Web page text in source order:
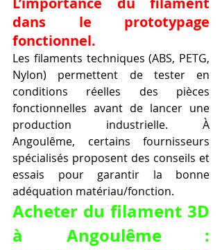
dans le prototypage
fonctionnel.
Les filaments techniques (ABS, PETG,
Nylon) permettent de tester en
conditions réelles des pièces
fonctionnelles avant de lancer une
production industrielle. À
Angoulême, certains fournisseurs
spécialisés proposent des conseils et
essais pour garantir la bonne
adéquation matériau/fonction.
Acheter du filament 3D
à Angoulême :